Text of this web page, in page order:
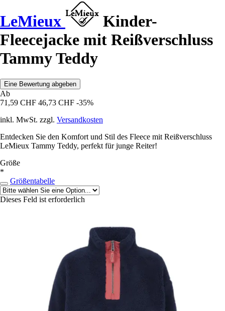
LeMieux
Kinder-
Fleecejacke mit Reißverschluss
Tammy Teddy
Eine Bewertung abgeben
Ab
71,59 CHF 46,73 CHF -35%
inkl. MwSt. zzgl. Versandkosten
Entdecken Sie den Komfort und Stil des Fleece mit Reißverschluss
LeMieux Tammy Teddy, perfekt für junge Reiter!
Größe
*
Größentabelle
Dieses Feld ist erforderlich